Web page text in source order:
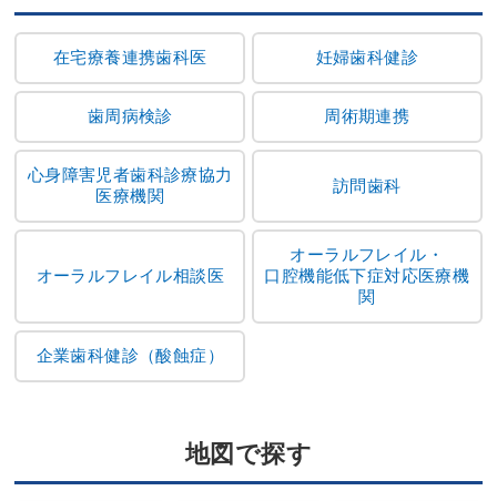
在宅療養連携歯科医 妊婦歯科健診
歯周病検診 周術期連携
心身障害児者歯科診療協力
医療機関
訪問歯科
オーラルフレイル相談医
オーラルフレイル・
口腔機能低下症対応医療機
関
企業歯科健診（酸蝕症）
地図で探す